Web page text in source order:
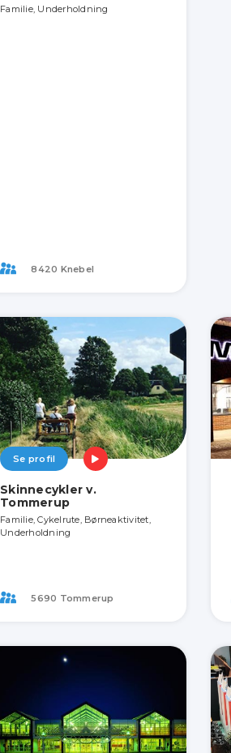
Familie, Underholdning
8420 Knebel
Se profil
Skinnecykler v.
Tommerup
Familie, Cykelrute, Børneaktivitet,
Underholdning
5690 Tommerup